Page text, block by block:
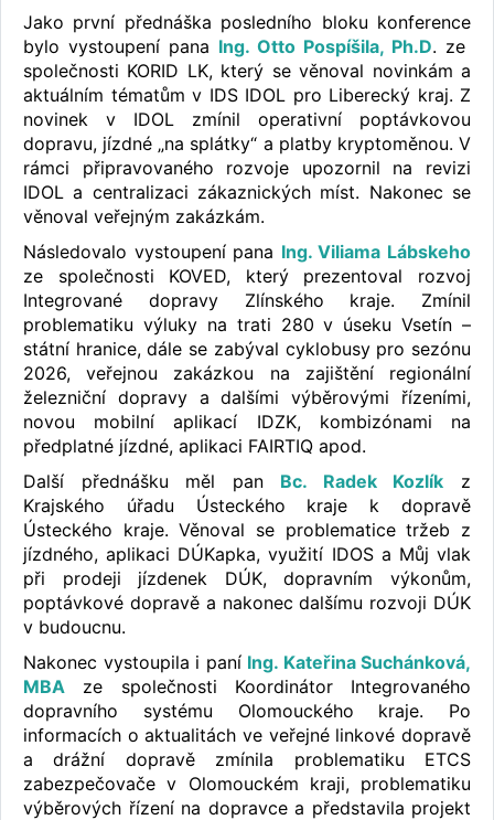
Jako první přednáška posledního bloku konference
bylo vystoupení pana Ing. Otto Pospíšila, Ph.D. ze
společnosti KORID LK, který se věnoval novinkám a
aktuálním tématům v IDS IDOL pro Liberecký kraj. Z
novinek v IDOL zmínil operativní poptávkovou
dopravu, jízdné „na splátky“ a platby kryptoměnou. V
rámci připravovaného rozvoje upozornil na revizi
IDOL a centralizaci zákaznických míst. Nakonec se
věnoval veřejným zakázkám.
Následovalo vystoupení pana Ing. Viliama Lábskeho
ze společnosti KOVED, který prezentoval rozvoj
Integrované dopravy Zlínského kraje. Zmínil
problematiku výluky na trati 280 v úseku Vsetín –
státní hranice, dále se zabýval cyklobusy pro sezónu
2026, veřejnou zakázkou na zajištění regionální
železniční dopravy a dalšími výběrovými řízeními,
novou mobilní aplikací IDZK, kombizónami na
předplatné jízdné, aplikaci FAIRTIQ apod.
Další přednášku měl pan Bc. Radek Kozlík z
Krajského úřadu Ústeckého kraje k dopravě
Ústeckého kraje. Věnoval se problematice tržeb z
jízdného, aplikaci DÚKapka, využití IDOS a Můj vlak
při prodeji jízdenek DÚK, dopravním výkonům,
poptávkové dopravě a nakonec dalšímu rozvoji DÚK
v budoucnu.
Nakonec vystoupila i paní Ing. Kateřina Suchánková,
MBA ze společnosti Koordinátor Integrovaného
dopravního systému Olomouckého kraje. Po
informacích o aktualitách ve veřejné linkové dopravě
a drážní dopravě zmínila problematiku ETCS
zabezpečovače v Olomouckém kraji, problematiku
výběrových řízení na dopravce a představila projekt